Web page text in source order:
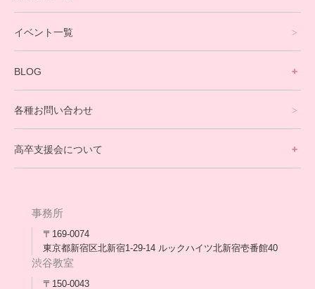
就労支援コース
英会話・海外留学コース
寮生活サポート
卒業生の今
アウトリーチ支援
[家庭訪問カウンセリング]
イベント一覧
BLOG
保護者交流だより一覧
会長コラム一覧
各種お問い合わせ
高卒支援会について
メディア出演
スタッフ紹介
事務所
〒169-0074
東京都新宿区北新宿1-29-14 ルックハイツ北新宿壱番館40
渋谷教室
〒150-0043